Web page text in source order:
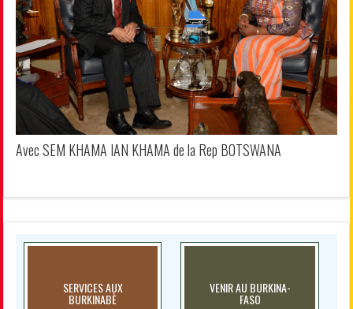
Avec SEM KHAMA IAN KHAMA de la Rep BOTSWANA
SERVICES AUX
BURKINABÈ
VENIR AU BURKINA-
FASO